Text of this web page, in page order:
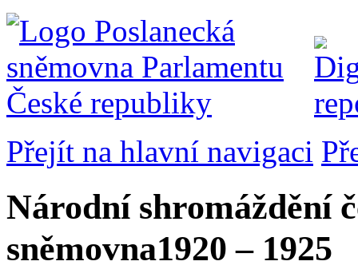
Přejít na hlavní navigaci
Národní shromáždění
sněmovna1920 – 1925